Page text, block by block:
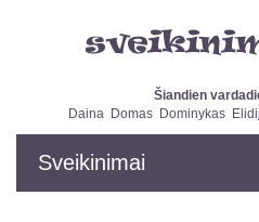
Šiandien
Daina Domas Dominykas
Sveikinimai